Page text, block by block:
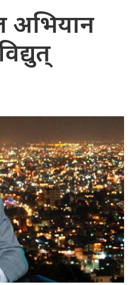
अभियान